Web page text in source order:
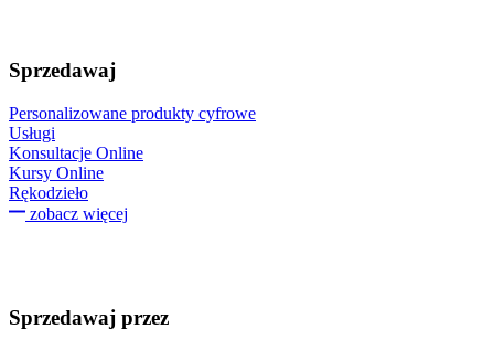
Sprzedawaj
Personalizowane produkty cyfrowe
Usługi
Konsultacje Online
Kursy Online
Rękodzieło
zobacz więcej
Sprzedawaj przez